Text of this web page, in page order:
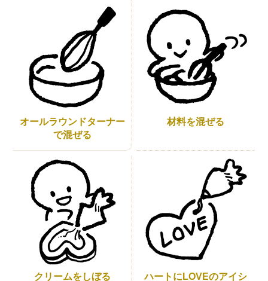
オールラウンドターナー
で混ぜる
材料を混ぜる
クリームをしぼる ハートにLOVEのアイシ